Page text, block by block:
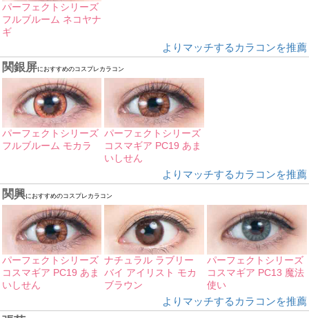
パーフェクトシリーズ
フルブルーム ネコヤナ
ギ
よりマッチするカラコンを推薦
関銀屏におすすめのコスプレカラコン
パーフェクトシリーズ
フルブルーム モカラ
パーフェクトシリーズ
コスマギア PC19 あま
いしせん
よりマッチするカラコンを推薦
関興におすすめのコスプレカラコン
パーフェクトシリーズ
コスマギア PC19 あま
いしせん
ナチュラル ラブリー
バイ アイリスト モカ
ブラウン
パーフェクトシリーズ
コスマギア PC13 魔法
使い
よりマッチするカラコンを推薦